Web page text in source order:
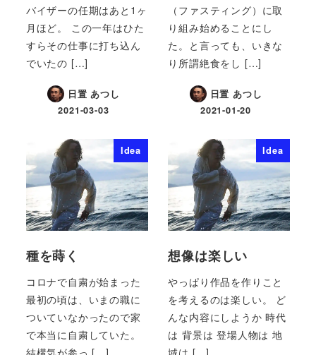
バイザーの任期はあと1ヶ
月ほど。 この一年はひた
すらその仕事に打ち込ん
でいたの […]
日置 あつし
2021-03-03
（ファスティング）に取
り組み始めることにし
た。と言っても、いきな
り所謂絶食をし […]
日置 あつし
2021-01-20
Idea
種を蒔く
コロナで自粛が始まった
最初の頃は、いまの職に
ついていなかったので家
で本当に自粛していた。
Idea
想像は楽しい
やっぱり作品を作りこと
を考えるのは楽しい。 ど
んな内容にしようか 時代
は 背景は 登場人物は 地